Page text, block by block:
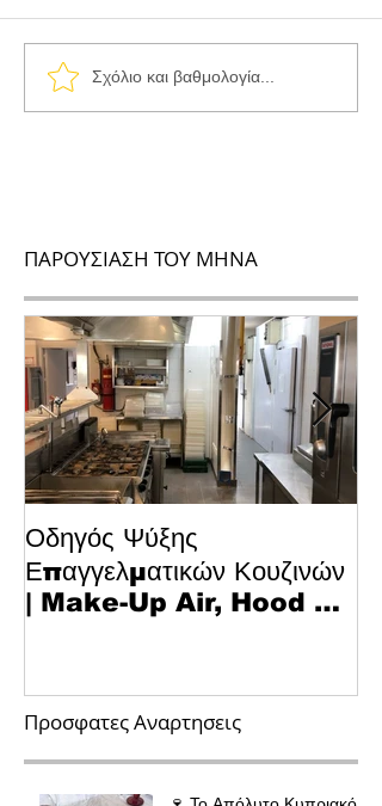
Σχόλιο και βαθμολογία...
ΠΑΡΟΥΣΙΑΣΗ ΤΟΥ ΜΗΝΑ
Οδηγός Ψύξης
Επαγγελματικών Κουζινών
| Make-Up Air, Hood &
Προσφατες Αναρτησεις